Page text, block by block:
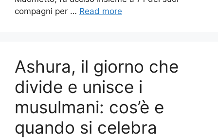
compagni per … Read more
Ashura, il giorno che
divide e unisce i
musulmani: cos’è e
quando si celebra